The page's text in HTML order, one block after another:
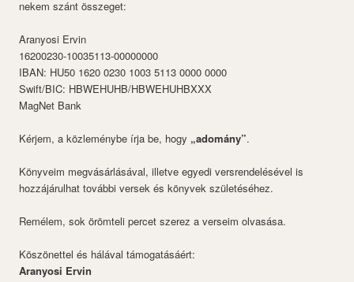
nekem szánt összeget:
Aranyosi Ervin
16200230-10035113-00000000
IBAN: HU50 1620 0230 1003 5113 0000 0000
Swift/BIC: HBWEHUHB/HBWEHUHBXXX
MagNet Bank
Kérjem, a közleménybe írja be, hogy „adomány”.
Könyveim megvásárlásával, illetve egyedi versrendelésével is
hozzájárulhat további versek és könyvek születéséhez.
Remélem, sok örömteli percet szerez a verseim olvasása.
Köszönettel és hálával támogatásáért:
Aranyosi Ervin